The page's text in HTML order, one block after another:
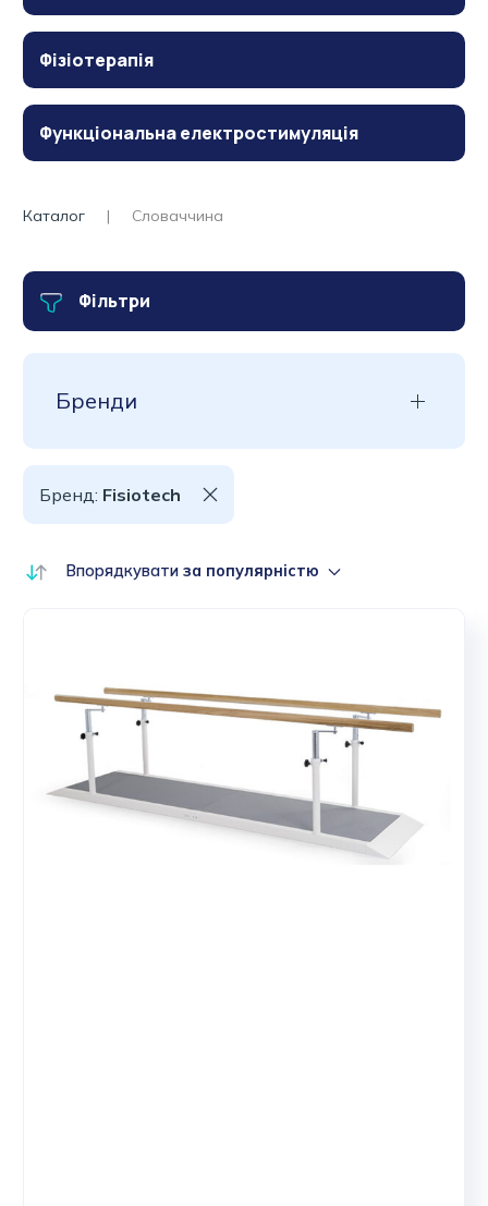
Фізіотерапія
Функціональна електростимуляція
Каталог Словаччина
Фільтри
Бренди
Бренд: Fisiotech
Впорядкувати за популярністю